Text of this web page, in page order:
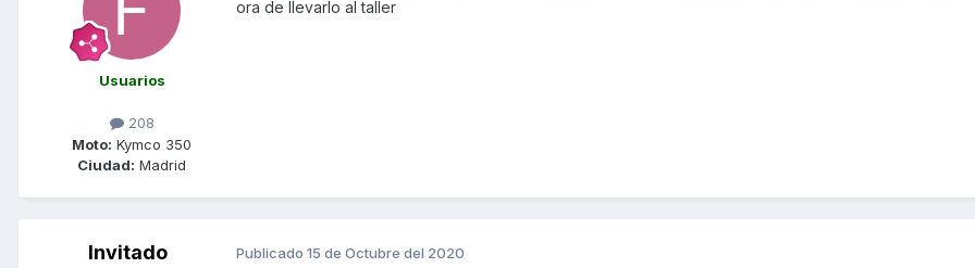
Usuarios
208
Moto: Kymco 350
Ciudad: Madrid
ora de llevarlo al taller
Invitado Publicado 15 de Octubre del 2020